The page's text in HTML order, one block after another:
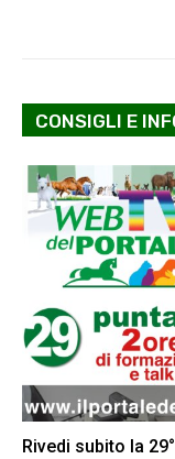
CONSIGLI E
Rivedi subito la